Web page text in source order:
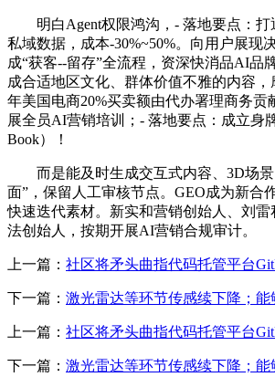
明白Agent权限鸿沟，- 落地要点：打
私域数据，成本-30%~50%。向用户展现
成“获客--留存”全流程，资深快消品AI品
成合适地区文化、群体价值不雅的内容，
年美国电商20%买卖额由代办署理商务贡
展全员AI营销培训；- 落地要点：成立身
Book）！
而是能及时生成交互式内容、3D场景
面”，保留人工审核节点。GEO成为新合
快速迭代素材。新实和营销创始人、刘
法创始人，按期开展AI营销合规审计。
上一篇： 社区将矛头曲指代码托管平台
下一篇： 激光雷达等环节传感续下降；能
上一篇： 社区将矛头曲指代码托管平台
下一篇： 激光雷达等环节传感续下降；能